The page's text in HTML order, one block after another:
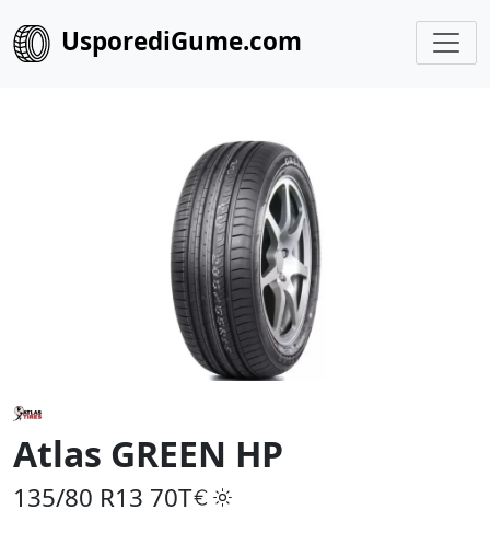
UsporediGume.com
Atlas GREEN HP
135/80 R13 70T